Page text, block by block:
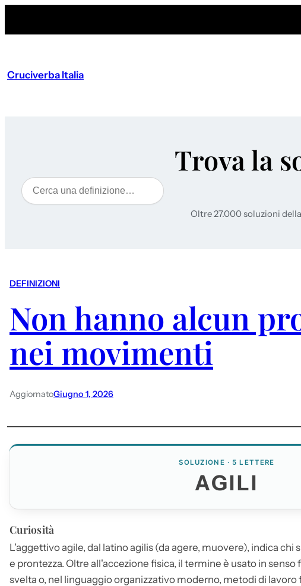
Cruciverba Italia
Trova la
Cerca
Oltre 27.000 soluzioni
DEFINIZIONI
Non hanno alcun
nei movimenti
AggiornatoGiugno 1, 2026
SOLUZIONE · 5 LETTERE
AGILI
Curiosità
L'aggettivo agile, dal latino agilis (da agere, muovere), indica chi
e prontezza. Oltre all'accezione fisica, il termine è usato in
svelta o, nel linguaggio organizzativo moderno, metodi di lavoro